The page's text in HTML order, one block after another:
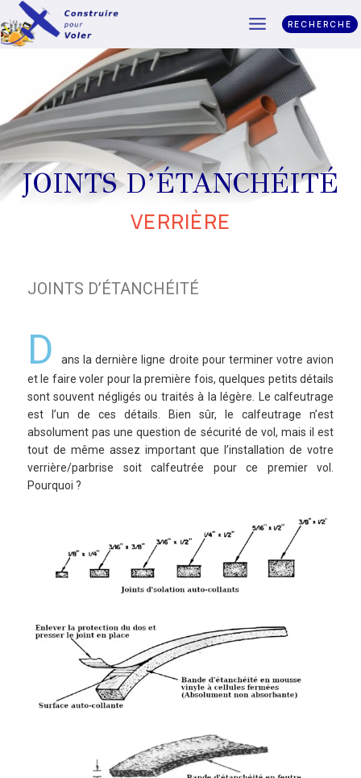
RECHERCHE
JOINTS D’ÉTANCHÉITÉ
VERRIÈRE
JOINTS D’ÉTANCHÉITÉ
D
ans la dernière ligne droite pour terminer votre avion
et le faire voler pour la première fois, quelques petits détails
sont souvent négligés ou traités à la légère. Le calfeutrage
est l’un de ces détails. Bien sûr, le calfeutrage n’est
absolument pas une question de sécurité de vol, mais il est
tout de même assez important que l’installation de votre
verrière/parbrise soit calfeutrée pour ce premier vol.
Pourquoi ?